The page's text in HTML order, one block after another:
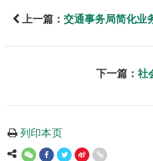
上一篇： 交通事务局简化业
下一篇： 社
列印本页